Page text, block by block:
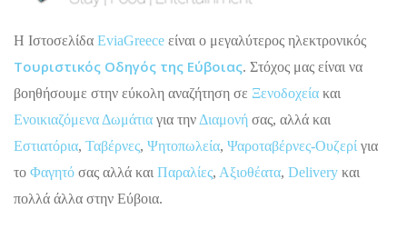
H Ιστοσελίδα EviaGreece είναι ο μεγαλύτερος ηλεκτρονικός
Τουριστικός Οδηγός της Εύβοιας. Στόχος μας είναι να
βοηθήσουμε στην εύκολη αναζήτηση σε Ξενοδοχεία και
Ενοικιαζόμενα Δωμάτια για την Διαμονή σας, αλλά και
Εστιατόρια, Ταβέρνες, Ψητοπωλεία, Ψαροταβέρνες-Ουζερί για
το Φαγητό σας αλλά και Παραλίες, Αξιοθέατα, Delivery και
πολλά άλλα στην Εύβοια.